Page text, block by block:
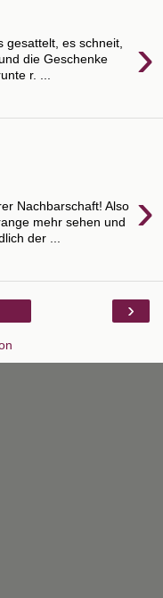
›
gesattelt, es schneit,
die Geschenke
r. ...
›
Nachbarschaft! Also
mehr sehen und
der ...
›